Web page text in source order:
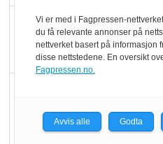
KI
Rema
Vi er med i Fagpressen-
du få relevante annonser på
nettverket basert på informasjon
disse nettstedene. En oversikt
Fagpressen.no.
Avvis alle Godta